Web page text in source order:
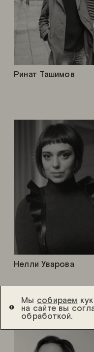
Нелли Уварова
Ринат Ташимов
Мы собираем
на сайте вы
обработкой.